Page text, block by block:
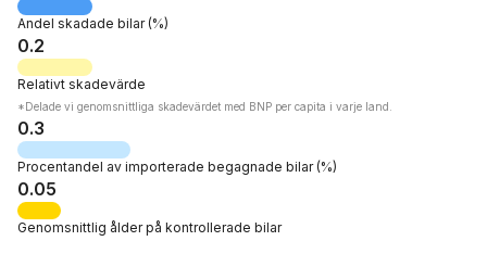
Andel skadade bilar(%)
0.2
Relativt skadevärde
*Delade vi genomsnittliga skadevärdet med BNP per capita i varje land.
0.3
Procentandel av importerade begagnade bilar(%)
0.05
Genomsnittlig ålderpå kontrollerade bilar